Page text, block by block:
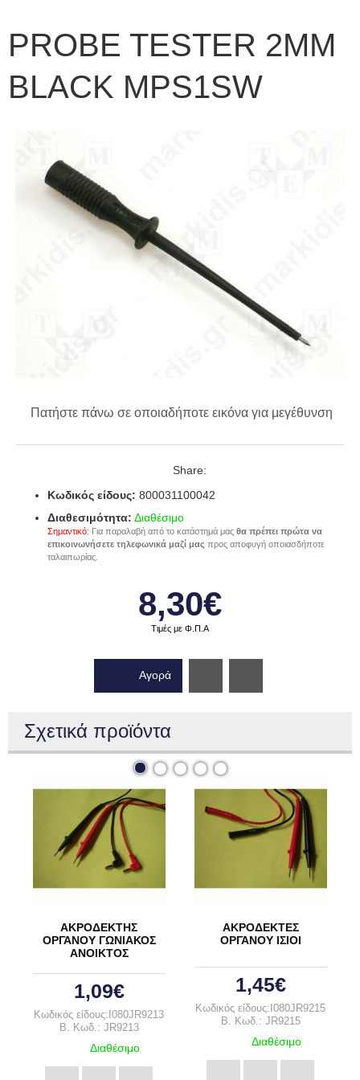
PROBE TESTER 2ΜΜ
BLACK MPS1SW
Πατήστε πάνω σε οποιαδήποτε εικόνα για μεγέθυνση
Share:
Κωδικός είδους: 800031100042
Διαθεσιμότητα: Διαθέσιμο
Σημαντικό: Για παραλαβή από το κατάστημά μας θα πρέπει πρώτα να
επικοινωνήσετε τηλεφωνικά μαζί μας προς αποφυγή οποιασδήποτε
ταλαιπωρίας.
8,30€
Τιμές με Φ.Π.Α
Αγορά
Σχετικά προϊόντα
ΑΚΡΟΔΕΚΤΗΣ
ΟΡΓΑΝΟΥ ΓΩΝΙΑΚΟΣ
ΑΝΟΙΚΤΟΣ
1,09€
Κωδικός είδους:I080JR9213
B. Κωδ.: JR9213
Διαθέσιμο
ΑΚΡΟΔΕΚΤΕΣ
ΟΡΓΑΝΟΥ ΙΣΙΟΙ
1,45€
Κωδικός είδους:I080JR9215
B. Κωδ.: JR9215
Διαθέσιμο